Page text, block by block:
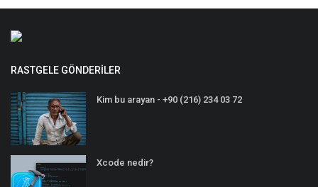
RASTGELE GÖNDERILER
Kim bu arayan - +90 (216) 234 03 72
Xcode nedir?